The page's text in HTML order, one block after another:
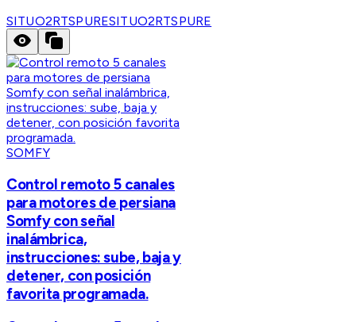
SITUO2RTSPURESITUO2RTSPURE
SOMFY
Control remoto 5 canales
para motores de persiana
Somfy con señal
inalámbrica,
instrucciones: sube, baja y
detener, con posición
favorita programada.